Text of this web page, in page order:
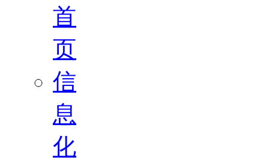
首
页
信
息
化